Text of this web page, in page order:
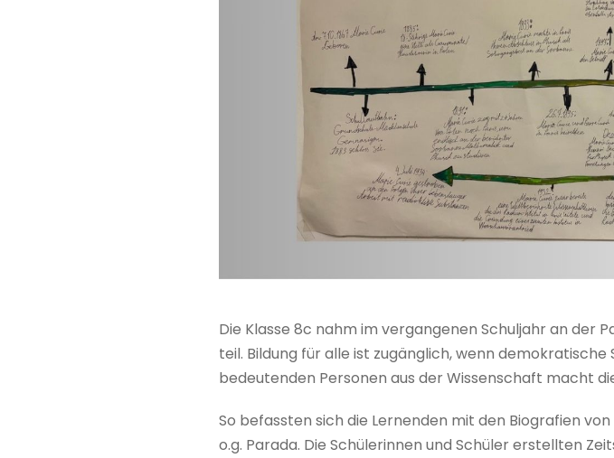
Die Klasse 8c nahm im vergangenen Schuljahr an der
teil. Bildung für alle ist zugänglich, wenn
bedeutenden Personen aus der Wissenschaft macht
So befassten sich die Lernenden mit den Biografien
o.g. Parada. Die Schülerinnen und Schüler erstellten